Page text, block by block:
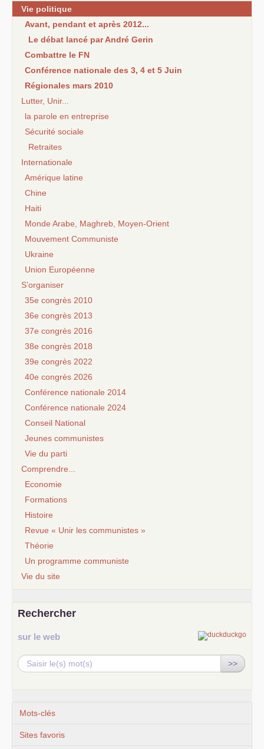
Vie politique
Avant, pendant et après 2012...
Le débat lancé par André Gerin
Combattre le FN
Conférence nationale des 3, 4 et 5 Juin
Régionales mars 2010
Lutter, Unir...
la parole en entreprise
Sécurité sociale
Retraites
Internationale
Amérique latine
Chine
Haiti
Monde Arabe, Maghreb, Moyen-Orient
Mouvement Communiste
Ukraine
Union Européenne
S’organiser
35e congrès 2010
36e congrès 2013
37e congrès 2016
38e congrès 2018
39e congrès 2022
40e congrès 2026
Conférence nationale 2014
Conférence nationale 2024
Conseil National
Jeunes communistes
Vie du parti
Comprendre...
Economie
Formations
Histoire
Revue « Unir les communistes »
Théorie
Un programme communiste
Vie du site
Rechercher
sur le web
>>
Mots-clés
Sites favoris